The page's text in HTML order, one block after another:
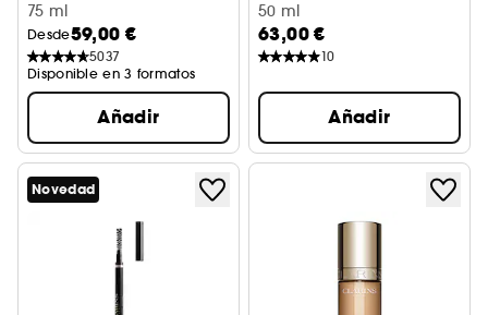
75 ml
Desde59,00 €
5037
Disponible en 3 formatos
Añadir
50 ml
63,00 €
10
Añadir
Novedad